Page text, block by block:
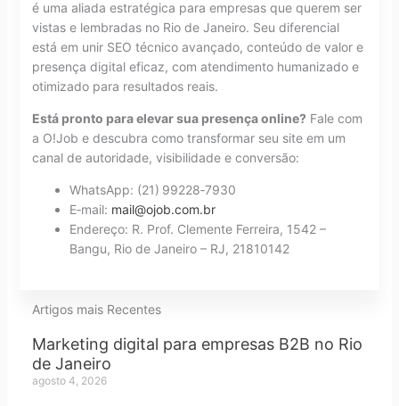
Artigos mais Recentes
Marketing digital para empresas B2B no Rio
de Janeiro
agosto 4, 2026
é uma aliada estratégica para empresas que querem ser
vistas e lembradas no Rio de Janeiro. Seu diferencial
está em unir SEO técnico avançado, conteúdo de valor e
presença digital eficaz, com atendimento humanizado e
otimizado para resultados reais.
Está pronto para elevar sua presença online? Fale com
a O!Job e descubra como transformar seu site em um
canal de autoridade, visibilidade e conversão:
WhatsApp: (21) 99228‑7930
E‑mail: mail@ojob.com.br
Endereço: R. Prof. Clemente Ferreira, 1542 –
Bangu, Rio de Janeiro – RJ, 21810142